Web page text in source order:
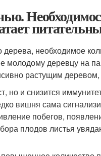
необходимое
молодому деревцу на
растущим
но и снизится
вишня сама
побегов,
плодов листья